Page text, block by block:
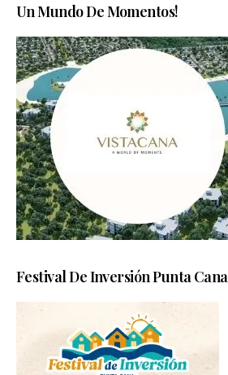
Un Mundo De Momentos!
Festival De Inversión Punta Cana